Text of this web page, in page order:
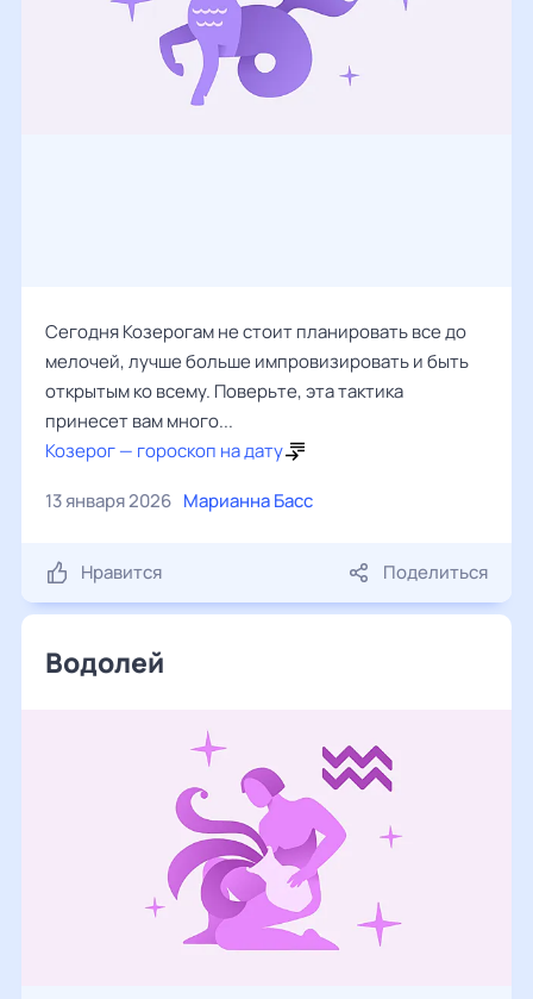
Сегодня Козерогам не стоит планировать все до
мелочей, лучше больше импровизировать и быть
открытым ко всему. Поверьте, эта тактика
принесет вам много...
Козерог — гороскоп на дату
13 января 2026 Марианна Басс
Нравится Поделиться
Водолей